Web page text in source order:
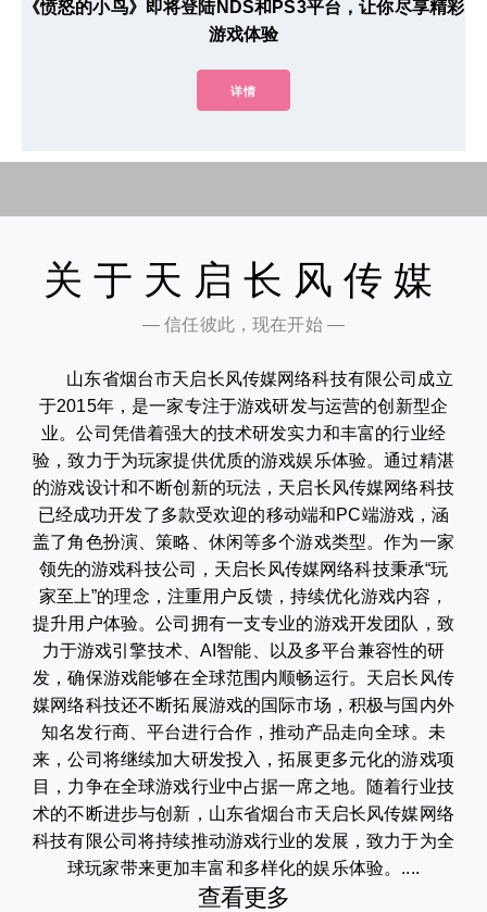
《愤怒的小鸟》即将登陆NDS和PS3平台，让你尽享精彩
游戏体验
详情
关于天启长风传媒
— 信任彼此，现在开始 —
山东省烟台市天启长风传媒网络科技有限公司成立
于2015年，是一家专注于游戏研发与运营的创新型企
业。公司凭借着强大的技术研发实力和丰富的行业经
验，致力于为玩家提供优质的游戏娱乐体验。通过精湛
的游戏设计和不断创新的玩法，天启长风传媒网络科技
已经成功开发了多款受欢迎的移动端和PC端游戏，涵
盖了角色扮演、策略、休闲等多个游戏类型。作为一家
领先的游戏科技公司，天启长风传媒网络科技秉承“玩
家至上”的理念，注重用户反馈，持续优化游戏内容，
提升用户体验。公司拥有一支专业的游戏开发团队，致
力于游戏引擎技术、AI智能、以及多平台兼容性的研
发，确保游戏能够在全球范围内顺畅运行。天启长风传
媒网络科技还不断拓展游戏的国际市场，积极与国内外
知名发行商、平台进行合作，推动产品走向全球。未
来，公司将继续加大研发投入，拓展更多元化的游戏项
目，力争在全球游戏行业中占据一席之地。随着行业技
术的不断进步与创新，山东省烟台市天启长风传媒网络
科技有限公司将持续推动游戏行业的发展，致力于为全
球玩家带来更加丰富和多样化的娱乐体验。....
查看更多